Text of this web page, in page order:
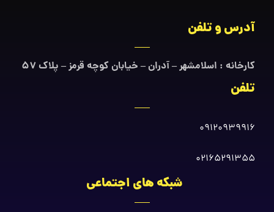
آدرس و تلفن
کارخانه : اسلامشهر – آدران – خیابان کوچه قرمز – پلاک ۵۷
تلفن
09120939916
02165291355
شبکه های اجتماعی